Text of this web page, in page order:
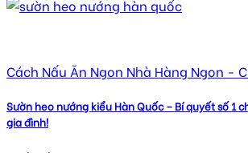
Cách Nấu Ăn Ngon Nhà Hàng Ngon -
Sườn heo nướng kiểu Hàn Quốc – Bí quyết số 1
gia đình!